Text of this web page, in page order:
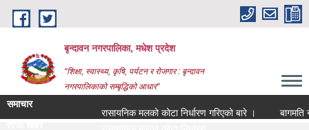
Skip to main content
बृन्दावन नगरपालिका, मधेश प्रदेश
"शिक्षा, स्वास्थ्य, कृषि, पर्यटन र रोजगार : बृन्दावन
नगरपालिकाको सम्बृद्धिको आधार"
समाचार
रासायनिक मलको कोटा निर्धारण गरिएको बारे ।
बागमति